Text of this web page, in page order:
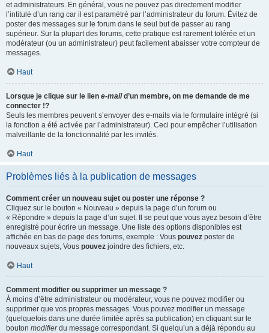
et administrateurs. En général, vous ne pouvez pas directement modifier
l’intitulé d’un rang car il est paramétré par l’administrateur du forum. Évitez de
poster des messages sur le forum dans le seul but de passer au rang
supérieur. Sur la plupart des forums, cette pratique est rarement tolérée et un
modérateur (ou un administrateur) peut facilement abaisser votre compteur de
messages.
Haut
Lorsque je clique sur le lien e-maild’un membre, on me demande de me
connecter !?
Seuls les membres peuvent s’envoyer des e-mails via le formulaire intégré (si
la fonction a été activée par l’administrateur). Ceci pour empêcher l’utilisation
malveillante de la fonctionnalité par les invités.
Haut
Problèmes liés à la publication de messages
Comment créer un nouveau sujet ou poster une réponse ?
Cliquez sur le bouton « Nouveau » depuis la page d’un forum ou
« Répondre » depuis la page d’un sujet. Il se peut que vous ayez besoin d’être
enregistré pour écrire un message. Une liste des options disponibles est
affichée en bas de page des forums, exemple : Vous pouvez poster de
nouveaux sujets, Vous pouvez joindre des fichiers, etc.
Haut
Comment modifier ou supprimer un message ?
À moins d’être administrateur ou modérateur, vous ne pouvez modifier ou
supprimer que vos propres messages. Vous pouvez modifier un message
(quelquefois dans une durée limitée après sa publication) en cliquant sur le
bouton modifierdu message correspondant. Si quelqu’un a déjà répondu au